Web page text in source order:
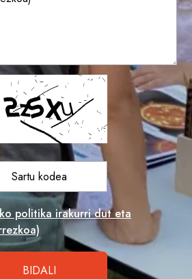
politika irakurri dut eta